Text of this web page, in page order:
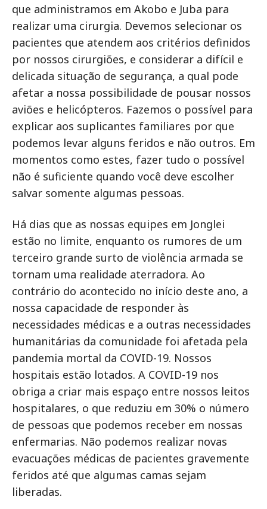
que administramos em Akobo e Juba para
realizar uma cirurgia. Devemos selecionar os
pacientes que atendem aos critérios definidos
por nossos cirurgiões, e considerar a difícil e
delicada situação de segurança, a qual pode
afetar a nossa possibilidade de pousar nossos
aviões e helicópteros. Fazemos o possível para
explicar aos suplicantes familiares por que
podemos levar alguns feridos e não outros. Em
momentos como estes, fazer tudo o possível
não é suficiente quando você deve escolher
salvar somente algumas pessoas.
Há dias que as nossas equipes em Jonglei
estão no limite, enquanto os rumores de um
terceiro grande surto de violência armada se
tornam uma realidade aterradora. Ao
contrário do acontecido no início deste ano, a
nossa capacidade de responder às
necessidades médicas e a outras necessidades
humanitárias da comunidade foi afetada pela
pandemia mortal da COVID-19. Nossos
hospitais estão lotados. A COVID-19 nos
obriga a criar mais espaço entre nossos leitos
hospitalares, o que reduziu em 30% o número
de pessoas que podemos receber em nossas
enfermarias. Não podemos realizar novas
evacuações médicas de pacientes gravemente
feridos até que algumas camas sejam
liberadas.